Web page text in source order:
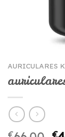
AURICULARES